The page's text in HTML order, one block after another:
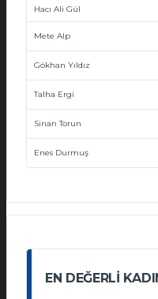
Hacı Ali Gül
Mete Alp
Gökhan Yıldız
Talha Ergi
Sinan Torun
Enes Durmuş
EN DEĞERLI